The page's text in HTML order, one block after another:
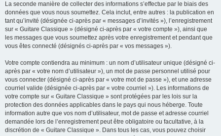
La seconde manière de collecter des informations s’effectue par le biais des
données que vous nous soumettez. Cela inclut, entre autres : la publication en
tant qu’invité (désignée ci-après par « messages d’invités »), l’enregistrement
sur « Guitare Classique » (désigné ci-après par « votre compte »), ainsi que
les messages que vous soumettez après votre enregistrement et pendant que
vous êtes connecté (désignés ci-après par « vos messages »).
Votre compte contiendra au minimum : un nom d’utilisateur unique (désigné ci-
après par « votre nom d’utilisateur »), un mot de passe personnel utilisé pour
vous connecter (désigné ci-après par « votre mot de passe »), et une adresse
courriel valide (désignée ci-après par « votre courriel »). Les informations de
votre compte sur « Guitare Classique » sont protégées par les lois sur la
protection des données applicables dans le pays qui nous héberge. Toute
information autre que vos nom d’utilisateur, mot de passe et adresse courriel
demandée lors de l’enregistrement peut être obligatoire ou facultative, à la
discrétion de « Guitare Classique ». Dans tous les cas, vous pouvez choisir